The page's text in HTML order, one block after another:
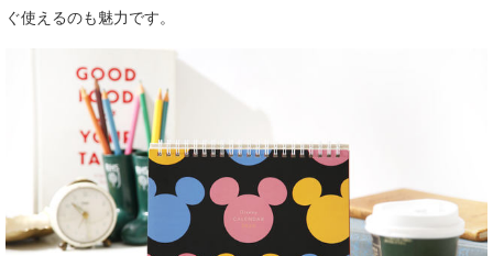
ぐ使えるのも魅力です。